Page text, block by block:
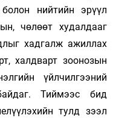
нийтийн эрүүл
чөлөөт худалдааг
хадгалж ажиллах
халдварт зоонозын
үйлчилгээний
Тиймээс бид
тулд зээл